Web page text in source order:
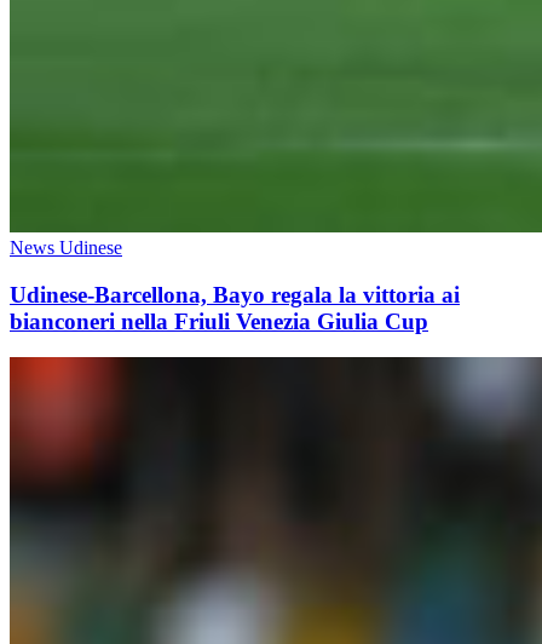
News Udinese
Udinese-Barcellona, Bayo regala la vittoria ai
bianconeri nella Friuli Venezia Giulia Cup